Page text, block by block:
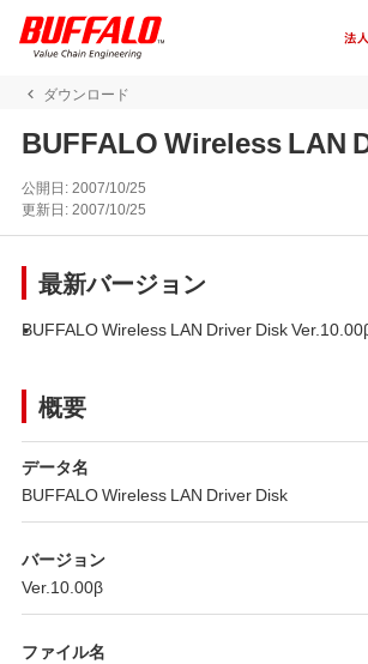
ダウンロード
BUFFALO Wireless LAN
公開日:2007/10/25
更新日:2007/10/25
最新バージョン
BUFFALO Wireless LAN Driver Disk
概要
データ名
BUFFALO Wireless LAN Driver Disk
バージョン
Ver.10.00β
ファイル名